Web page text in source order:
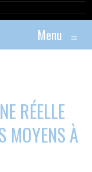
Menu ≡
RÉELLE
MOYENS À